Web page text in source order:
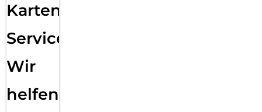
Karten
Service:
Wir
helfen